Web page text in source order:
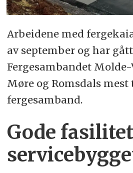
Arbeidene med
av september og har
Fergesambandet
Møre og Romsdals
fergesamband.
Gode